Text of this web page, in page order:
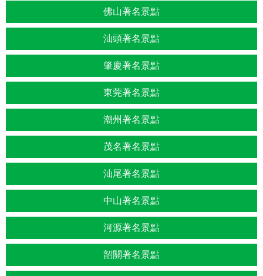
佛山著名景點
汕頭著名景點
肇慶著名景點
東莞著名景點
潮州著名景點
茂名著名景點
汕尾著名景點
中山著名景點
河源著名景點
韶關著名景點